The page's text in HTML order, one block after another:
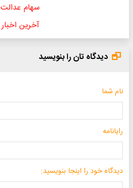
سهام عدالت
آخرین اخبار
دیدگاه تان را بنویسید
نام شما
رایانامه
دیدگاه خود را اینجا بنویسید: